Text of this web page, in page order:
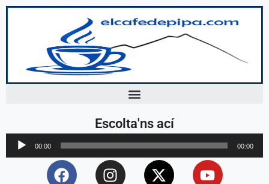
Escolta'ns ací
Reproductor
d'àudio
00:00 00:00